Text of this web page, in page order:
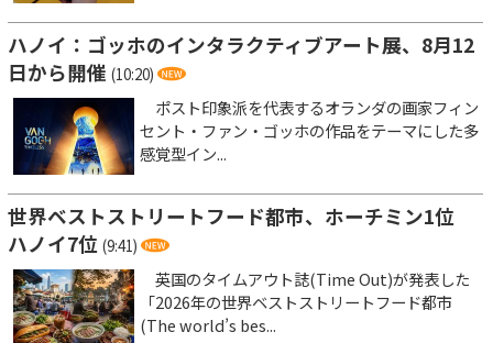
ハノイ：ゴッホのインタラクティブアート展、8月12
日から開催 (10:20)
ポスト印象派を代表するオランダの画家フィン
セント・ファン・ゴッホの作品をテーマにした多
感覚型イン...
世界ベストストリートフード都市、ホーチミン1位
ハノイ7位 (9:41)
英国のタイムアウト誌(Time Out)が発表した
「2026年の世界ベストストリートフード都市
(The world’s bes...